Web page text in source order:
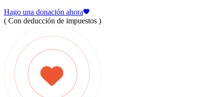
Hago una donación ahora
( Con deducción de impuestos )